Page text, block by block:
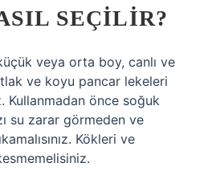
SEÇILIR?
veya orta boy, canlı ve
ve koyu pancar lekeleri
Kullanmadan önce soğuk
su zarar görmeden ve
Kökleri ve